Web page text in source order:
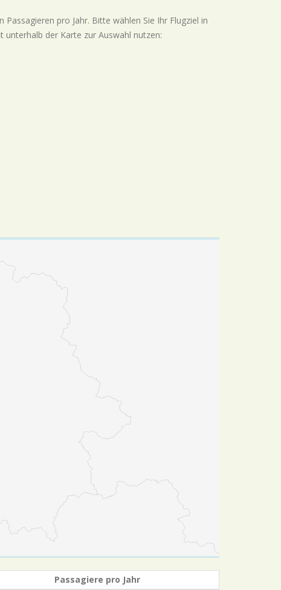
pro Jahr. Bitte wählen Sie Ihr Flugziel in
unterhalb der Karte zur Auswahl nutzen:
Passagiere pro Jahr